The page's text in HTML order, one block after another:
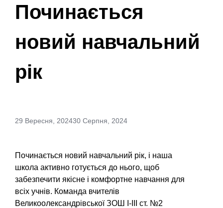
Починається
новий навчальний
рік
29 Вересня, 202430 Серпня, 2024
Починається новий навчальний рік, і наша
школа активно готується до нього, щоб
забезпечити якісне і комфортне навчання для
всіх учнів. Команда вчителів
Великоолександрівської ЗОШ І-ІІІ ст. №2